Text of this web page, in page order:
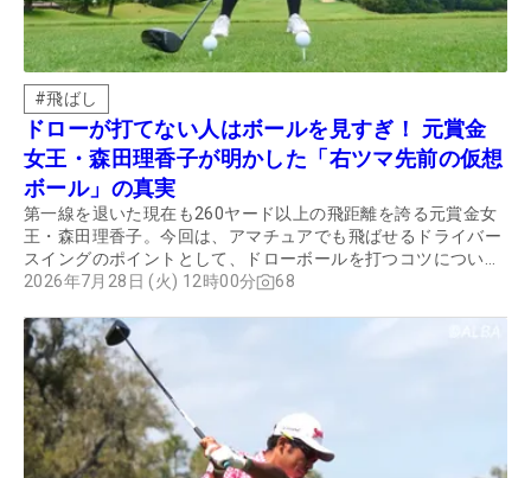
#飛ばし
ドローが打てない人はボールを見すぎ！ 元賞金
女王・森田理香子が明かした「右ツマ先前の仮想
ボール」の真実
第一線を退いた現在も260ヤード以上の飛距離を誇る元賞金女
王・森田理香子。今回は、アマチュアでも飛ばせるドライバー
スイングのポイントとして、ドローボールを打つコツについて
聞いた。
2026年7月28日 (火) 12時00分 68